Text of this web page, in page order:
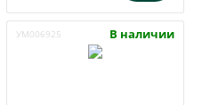
УМ006925 В наличии